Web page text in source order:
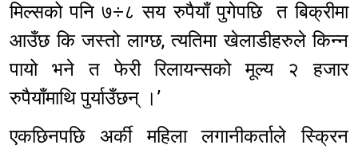
मिल्सको पनि ७÷८ सय रुपैयाँ पुगेपछि त बिक्रीमा
आउँछ कि जस्तो लाग्छ, त्यतिमा खेलाडीहरुले किन्न
पायो भने त फेरी रिलायन्सको मूल्य २ हजार
रुपैयाँमाथि पुर्याउँछन् ।’
एकछिनपछि अर्की महिला लगानीकर्ताले स्क्रिन